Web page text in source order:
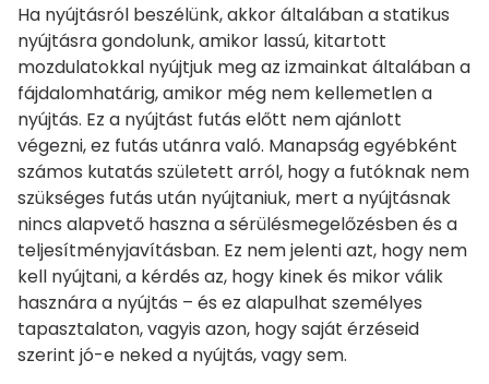
Ha nyújtásról beszélünk, akkor általában a statikus
nyújtásra gondolunk, amikor lassú, kitartott
mozdulatokkal nyújtjuk meg az izmainkat általában a
fájdalomhatárig, amikor még nem kellemetlen a
nyújtás. Ez a nyújtást futás előtt nem ajánlott
végezni, ez futás utánra való. Manapság egyébként
számos kutatás született arról, hogy a futóknak nem
szükséges futás után nyújtaniuk, mert a nyújtásnak
nincs alapvető haszna a sérülésmegelőzésben és a
teljesítményjavításban. Ez nem jelenti azt, hogy nem
kell nyújtani, a kérdés az, hogy kinek és mikor válik
hasznára a nyújtás – és ez alapulhat személyes
tapasztalaton, vagyis azon, hogy saját érzéseid
szerint jó-e neked a nyújtás, vagy sem.